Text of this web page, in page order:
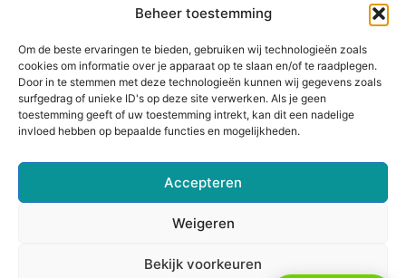
Beheer toestemming
Om de beste ervaringen te bieden, gebruiken wij technologieën zoals
cookies om informatie over je apparaat op te slaan en/of te raadplegen.
Door in te stemmen met deze technologieën kunnen wij gegevens zoals
surfgedrag of unieke ID's op deze site verwerken. Als je geen
toestemming geeft of uw toestemming intrekt, kan dit een nadelige
invloed hebben op bepaalde functies en mogelijkheden.
Accepteren
Weigeren
Bekijk voorkeuren
Informatie